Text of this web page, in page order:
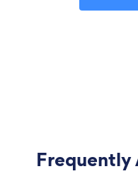
Frequently